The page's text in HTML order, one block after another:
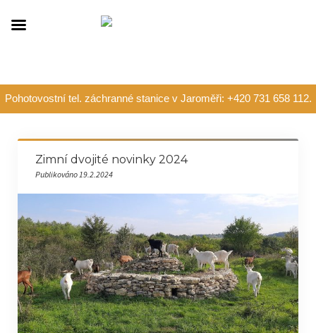
Pohotovostní tel. záchranné stanice v Jaroměři: +420 731 658 112.
Zimní dvojité novinky 2024
Publikováno 19.2.2024